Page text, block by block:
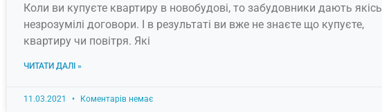
Коли ви купуєте квартиру в новобудові, то забудовники дають якісь
незрозумілі договори. І в результаті ви вже не знаєте що купуєте,
квартиру чи повітря. Які
ЧИТАТИ ДАЛІ »
11.03.2021 Коментарів немає